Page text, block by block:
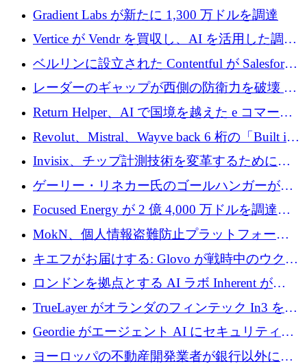
ド化するために800万ドルを調達
Gradient Labs が新たに 1,300 万ドルを調達
Vertice が Vendr を買収し、AI を活用した調達
インテリジェンス プラットフォームを構築
ベルリンに設立された Contentful が Salesforce
に買収される
レーダーのギャップが西側の防衛力を破壊 —
そしてベルリンのチップスタートアップがそ
れを埋める
Return Helper、AI で国境を越えた e コマース
の返品を利益に変えるシリーズ A で 400 万ド
ルを調達
Revolut、Mistral、Wayve back 6 桁の「Built in
Europe」キャンペーン
Invisix、チップ計測技術を変革するために
2,000 万ユーロのシードラウンドを完了
ゲーリー・リネカー氏のゴールハンガーがVC
事業を開始
Focused Energy が 2 億 4,000 万ドルを調達、
TrueLayer が In3 を買収、ロンドンが首位の座
を奪還
MokN、個人情報盗難防止プラットフォーム
の成長のためにシリーズ A で 1,500 万ドルを
調達
キエフがお届けする: Glovo が戦時中のウクラ
イナで最も急速に成長する市場の 1 つをどの
ように拡大したか
ロンドンを拠点とする AI ラボ Inherent が
5,000 万ドルの資金調達でステルスから浮上
TrueLayer がオランダのフィンテック In3 を買
収、チェックアウト時にクレジットを提供
Geordie がエージェント AI にセキュリティと
ガバナンスをもたらすために 3,000 万ドルを
ヨーロッパの不動産開発業者が銀行以外にも